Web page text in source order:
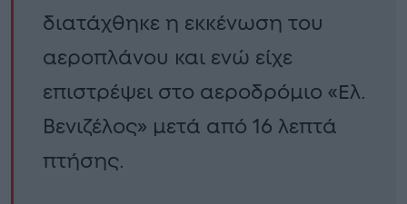
διατάχθηκε η εκκένωση του
αεροπλάνου και ενώ είχε
επιστρέψει στο αεροδρόμιο «Ελ.
Βενιζέλος» μετά από 16 λεπτά
πτήσης.